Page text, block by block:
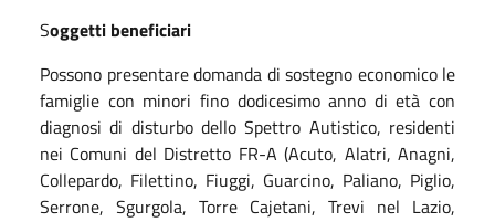
Soggetti beneficiari
Possono presentare domanda di sostegno economico le
famiglie con minori fino dodicesimo anno di età con
diagnosi di disturbo dello Spettro Autistico, residenti
nei Comuni del Distretto FR-A (Acuto, Alatri, Anagni,
Collepardo, Filettino, Fiuggi, Guarcino, Paliano, Piglio,
Serrone, Sgurgola, Torre Cajetani, Trevi nel Lazio,